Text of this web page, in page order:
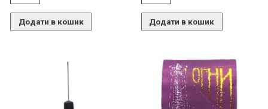
Додати в кошик Додати в кошик